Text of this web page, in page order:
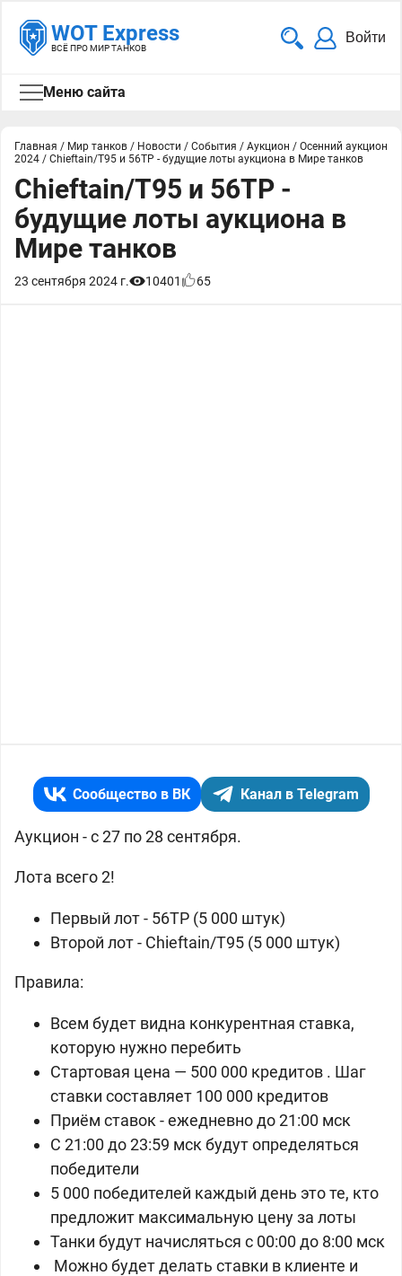
WOT Express
ВСЁ ПРО МИР ТАНКОВ
Войти
Меню сайта
Главная / Мир танков / Новости / События / Аукцион / Осенний аукцион
2024 / Chieftain/T95 и 56TP - будущие лоты аукциона в Мире танков
Chieftain/T95 и 56TP -
будущие лоты аукциона в
Мире танков
23 сентября 2024 г. 10401 65
Сообщество в ВК Канал в Telegram
Аукцион - с 27 по 28 сентября.
Лота всего 2!
Первый лот - 56TP (5 000 штук)
Второй лот - Chieftain/T95 (5 000 штук)
Правила:
Всем будет видна конкурентная ставка,
которую нужно перебить
Стартовая цена — 500 000 кредитов . Шаг
ставки составляет 100 000 кредитов
Приём ставок - ежедневно до 21:00 мск
С 21:00 до 23:59 мск будут определяться
победители
5 000 победителей каждый день это те, кто
предложит максимальную цену за лоты
Танки будут начисляться с 00:00 до 8:00 мск
Можно будет делать ставки в клиенте и